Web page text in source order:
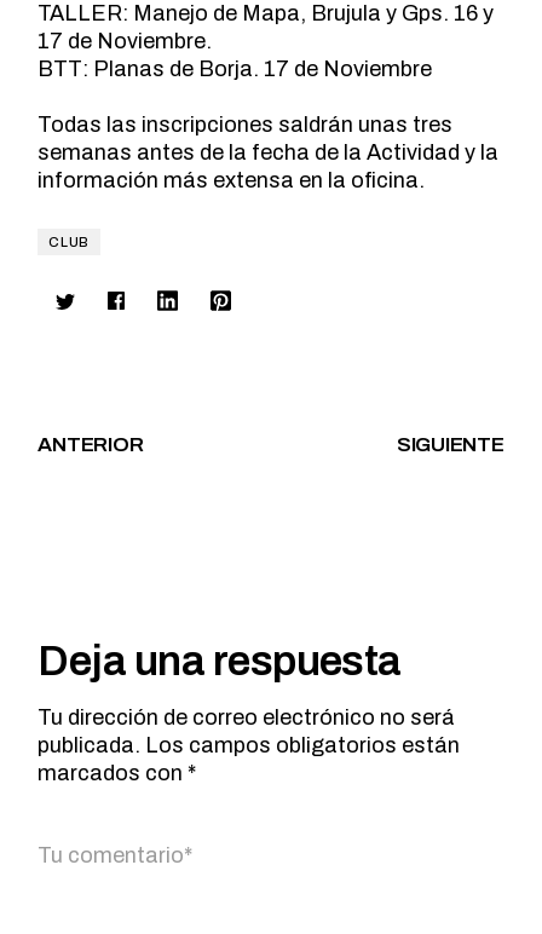
TALLER: Manejo de Mapa, Brujula y Gps. 16 y
17 de Noviembre.
BTT: Planas de Borja. 17 de Noviembre
Todas las inscripciones saldrán unas tres
semanas antes de la fecha de la Actividad y l a
información más extensa en la oficina.
CLUB
ANTERIOR SIGUIENTE
Deja una respuesta
Tu dirección de correo electrónico no será
publicada. Los campos obligatorios están
marcados con *